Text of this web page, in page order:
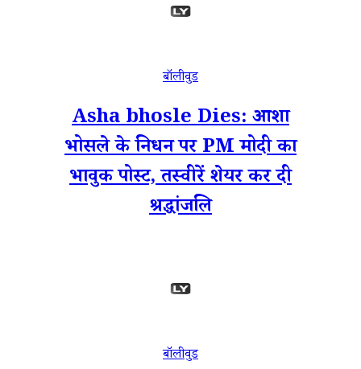
बॉलीवुड
Asha bhosle Dies: आशा
भोसले के निधन पर PM मोदी का
भावुक पोस्ट, तस्वीरें शेयर कर दी
श्रद्धांजलि
बॉलीवुड